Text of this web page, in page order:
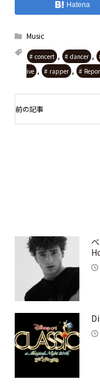
Hatena
Music
concert , dancer ,
ive , rapper ,